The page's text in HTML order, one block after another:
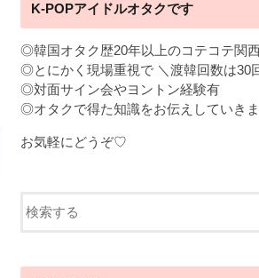
K-POPアイドルオタクです
◎韓国オタク歴20年以上のコテコテ関
◎とにかく現場重視で ＼渡韓回数は30
◎対面サイン会やヨントン経験有
◎オタクで得た知識をお伝えしていき
お気軽にどうぞ♡